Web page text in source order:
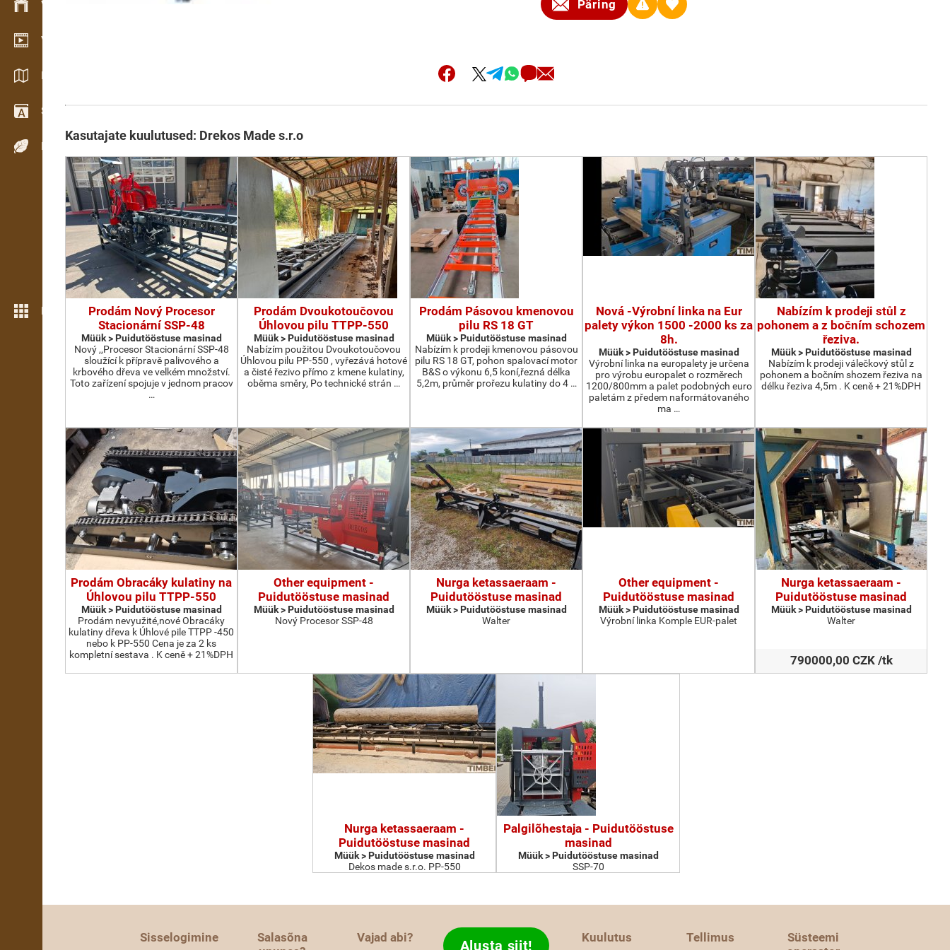
Varude haldamine
Videogalerii
Kataloogid / Brošüürid
Sõnastik
Puiduliigid
Rohkem funktsioone
Päring
Kasutajate kuulutused: Drekos Made s.r.o
Prodám Nový Procesor
Stacionární SSP-48
Müük > Puidutööstuse masinad
Nový ,,Procesor Stacionární SSP-48
sloužící k přípravě palivového a
krbového dřeva ve velkém množství.
Toto zařízení spojuje v jednom pracov
…
Prodám Dvoukotoučovou
Úhlovou pilu TTPP-550
Müük > Puidutööstuse masinad
Nabízím použitou Dvoukotoučovou
Úhlovou pilu PP-550 , vyřezává hotové
a čisté řezivo přímo z kmene kulatiny,
oběma směry, Po technické strán …
Prodám Pásovou kmenovou
pilu RS 18 GT
Müük > Puidutööstuse masinad
Nabízím k prodeji kmenovou pásovou
pilu RS 18 GT, pohon spalovací motor
B&S o výkonu 6,5 koní,řezná délka
5,2m, průměr prořezu kulatiny do 4 …
Nová -Výrobní linka na Eur
palety výkon 1500 -2000 ks za
8h.
Müük > Puidutööstuse masinad
Výrobní linka na europalety je určena
pro výrobu europalet o rozměrech
1200/800mm a palet podobných euro
paletám z předem naformátovaného
ma …
Nabízím k prodeji stůl z
pohonem a z bočním schozem
řeziva.
Müük > Puidutööstuse masinad
Nabízím k prodeji válečkový stůl z
pohonem a bočním shozem řeziva na
délku řeziva 4,5m . K ceně + 21%DPH
Prodám Obracáky kulatiny na
Úhlovou pilu TTPP-550
Müük > Puidutööstuse masinad
Prodám nevyužité,nové Obracáky
kulatiny dřeva k Úhlové pile TTPP -450
nebo k PP-550 Cena je za 2 ks
kompletní sestava . K ceně + 21%DPH
Other equipment -
Puidutööstuse masinad
Müük > Puidutööstuse masinad
Nový Procesor SSP-48
Nurga ketassaeraam -
Puidutööstuse masinad
Müük > Puidutööstuse masinad
Walter
Other equipment -
Puidutööstuse masinad
Müük > Puidutööstuse masinad
Výrobní linka Komple EUR-palet
Nurga ketassaeraam -
Puidutööstuse masinad
Müük > Puidutööstuse masinad
Walter
790000,00 CZK /tk
Nurga ketassaeraam -
Puidutööstuse masinad
Müük > Puidutööstuse masinad
Dekos made s.r.o. PP-550
Palgilõhestaja - Puidutööstuse
masinad
Müük > Puidutööstuse masinad
SSP-70
Sisselogimine
Salasõna
Vajad abi? Alusta siit! Kuulutus Tellimus
Süsteemi